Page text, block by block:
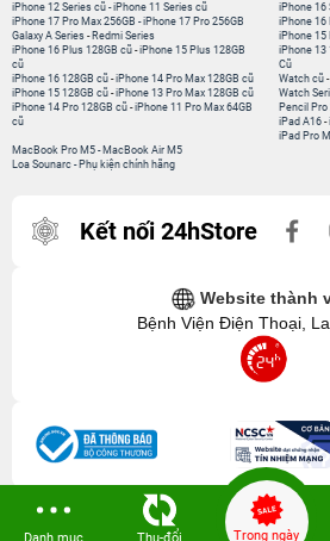
iPhone 12 Series cũ -iPhone 11 Series cũ
iPhone 17 Pro Max 256GB -iPhone 17 Pro 256GB
Galaxy A Series - Redmi Series
iPhone 16
iPhone 16
iPhone 15
iPhone 16 Plus 128GB cũ -iPhone 15 Plus 128GB
cũ
iPhone 16 128GB cũ -iPhone 14 Pro Max 128GB cũ
iPhone 15 128GB cũ -iPhone 13 Pro Max 128GB cũ
iPhone 14 Pro 128GB cũ -iPhone 11 Pro Max 64GB
cũ
iPhone 13
Cũ
Watch cũ -
Watch
Pencil Pro
iPad A16 -
iPad Pro
MacBook Pro M5 - MacBook Air M5
Loa Sounarc - Phụ kiện chính hãng
Kết nối 24hStore
Website thành
Bệnh Viện Điện Thoại,
Trong ngày